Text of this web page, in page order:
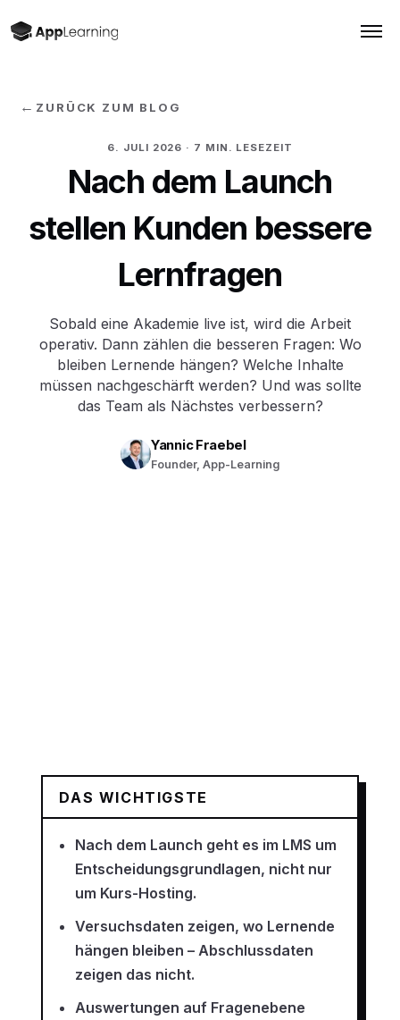
← ZURÜCK ZUM BLOG
6. JULI 2026 · 7 MIN. LESEZEIT
Nach dem Launch
stellen Kunden bessere
Lernfragen
Sobald eine Akademie live ist, wird die Arbeit
operativ. Dann zählen die besseren Fragen: Wo
bleiben Lernende hängen? Welche Inhalte
müssen nachgeschärft werden? Und was sollte
das Team als Nächstes verbessern?
Yannic Fraebel
Founder, App-Learning
DAS WICHTIGSTE
Nach dem Launch geht es im LMS um
Entscheidungsgrundlagen, nicht nur
um Kurs-Hosting.
Versuchsdaten zeigen, wo Lernende
hängen bleiben – Abschlussdaten
zeigen das nicht.
Auswertungen auf Fragenebene